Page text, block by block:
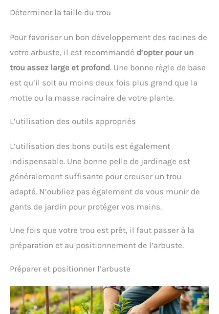
Déterminer la taille du trou
Pour favoriser un bon développement des racines de
votre arbuste, il est recommandé d’opter pour un
trou assez large et profond. Une bonne règle de base
est qu’il soit au moins deux fois plus grand que la
motte ou la masse racinaire de votre plante.
L’utilisation des outils appropriés
L’utilisation des bons outils est également
indispensable. Une bonne pelle de jardinage est
généralement suffisante pour creuser un trou
adapté. N’oubliez pas également de vous munir de
gants de jardin pour protéger vos mains.
Une fois que votre trou est prêt, il faut passer à la
préparation et au positionnement de l’arbuste.
Préparer et positionner l’arbuste